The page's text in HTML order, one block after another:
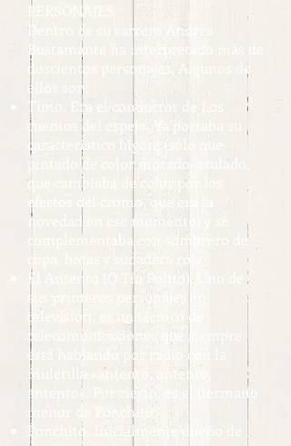
PERSONAJES
Dentro de su carrera Andrés
Bustamante ha interpretado más de
doscientos personajes. Algunos de
ellos son:
Timo. Era el conductor de Los
cuentos del espejo. Ya portaba su
característico bigote (sólo que
pintado de color morado-azulado,
que cambiaba de color por los
efectos del cromo, que era la
novedad en ese momento) y se
complementaba con sombrero de
copa, botas y sudadera roja.
El Antento (O Tío Polito). Uno de
sus primeros personajes en
televisión, es un técnico de
telecomunicaciones que siempre
está hablando por radio con la
muletilla «antento, antento,
antento». Por cierto, es el hermano
menor de Ponchito.
Ponchito. Inicialmente dueño de